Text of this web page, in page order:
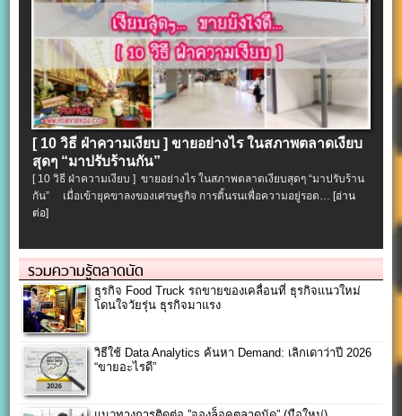
[ 10 วิธี ฝ่าความเงียบ ] ขายอย่างไร ในสภาพตลาดเงียบ
สุดๆ “มาปรับร้านกัน”
[ 10 วิธี ฝ่าความเงียบ ] ขายอย่างไร ในสภาพตลาดเงียบสุดๆ “มาปรับร้าน
กัน” เมื่อเข้ายุคขาลงของเศรษฐกิจ การดิ้นรนเพื่อความอยู่รอด… [อ่าน
ต่อ]
รวมความรู้ตลาดนัด
ธุรกิจ Food Truck รถขายของเคลื่อนที่ ธุรกิจแนวใหม่
โดนใจวัยรุ่น ธุรกิจมาแรง
วิธีใช้ Data Analytics ค้นหา Demand: เลิกเดาว่าปี 2026
“ขายอะไรดี”